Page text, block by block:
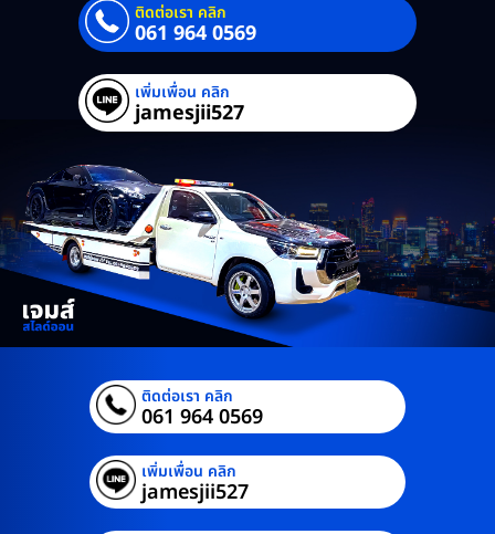
ติดต่อเรา คลิก
061 964 0569
เพิ่มเพื่อน คลิก
jamesjii527
ติดต่อเรา คลิก
061 964 0569
เพิ่มเพื่อน คลิก
jamesjii527